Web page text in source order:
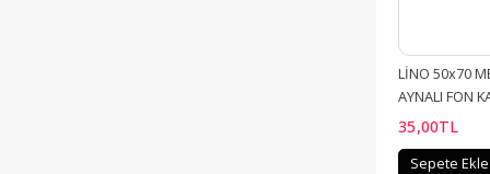
LİNO 50x70
AYNALI FON
PEMBE
35,00TL
Sepete Ekle